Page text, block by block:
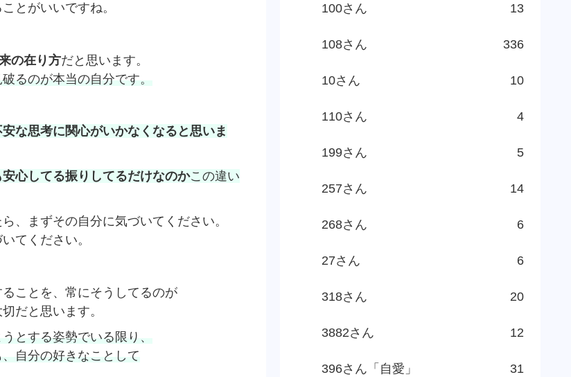
とがいいですね。
の在り方だと思います。
るのが本当の自分です。
な思考に関心がいかなくなると思いま
心してる振りしてるだけなのかこの違い
、まずその自分に気づいてください。
てください。
ことを、常にそうしてるのが
だと思います。
とする姿勢でいる限り、
自分の好きなことして
100さん 13
108さん 336
10さん 10
110さん 4
199さん 5
257さん 14
268さん 6
27さん 6
318さん 20
3882さん 12
396さん「自愛」 31